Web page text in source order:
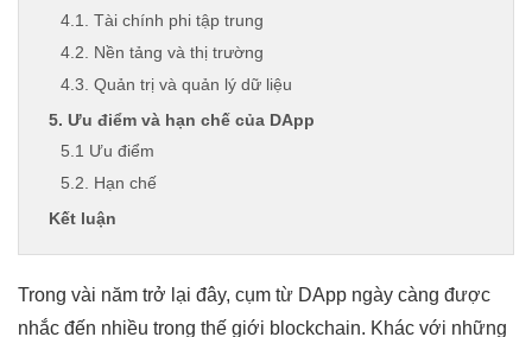
4.1. Tài chính phi tập trung
4.2. Nền tảng và thị trường
4.3. Quản trị và quản lý dữ liệu
5. Ưu điểm và hạn chế của DApp
5.1 Ưu điểm
5.2. Hạn chế
Kết luận
Trong vài năm trở lại đây, cụm từ DApp ngày càng được
nhắc đến nhiều trong thế giới blockchain. Khác với những